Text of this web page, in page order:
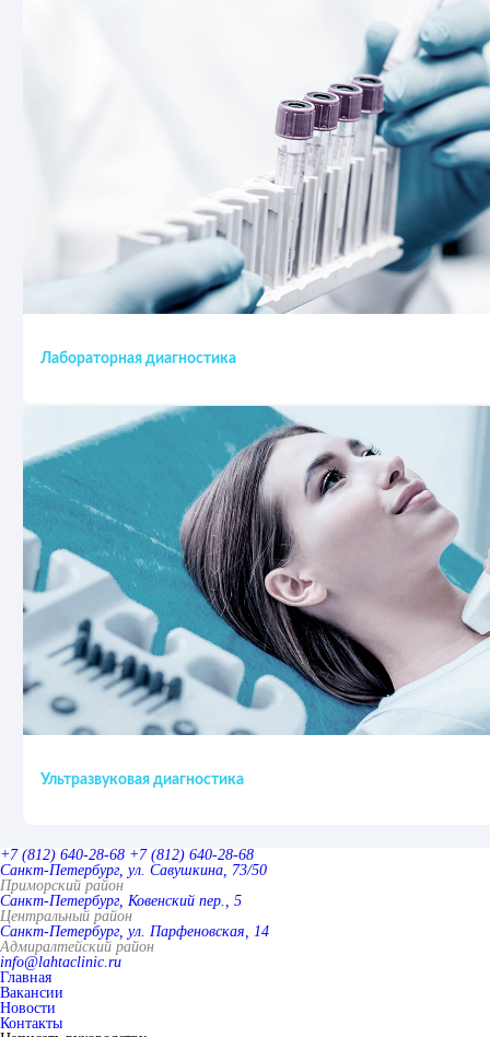
Лабораторная диагностика
Ультразвуковая диагностика
+7 (812) 640-28-68 +7 (812) 640-28-68
Санкт-Петербург, ул. Савушкина, 73/50
Приморский район
Санкт-Петербург, Ковенский пер., 5
Центральный район
Санкт-Петербург, ул. Парфеновская, 14
Адмиралтейский район
info@lahtaclinic.ru
Главная
Вакансии
Новости
Контакты